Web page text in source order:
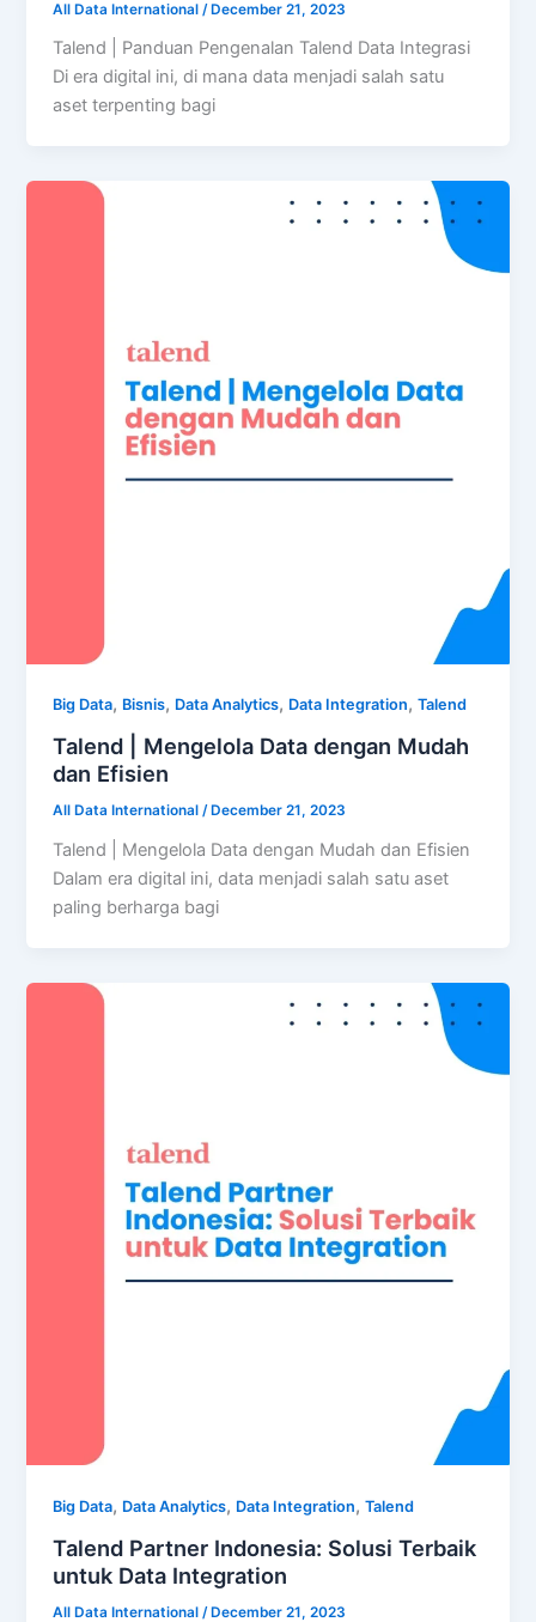
All Data International /December 21, 2023
Talend | Panduan Pengenalan Talend Data Integrasi
Di era digital ini, di mana data menjadi salah satu
aset terpenting bagi
Big Data, Bisnis, Data Analytics, Data Integration,Talend
Talend | Mengelola Data dengan Mudah
dan Efisien
All Data International/ December 21, 2023
Talend | Mengelola Data dengan Mudah dan Efisien
Dalam era digital ini, data menjadi salah satu aset
paling berharga bagi
Big Data, Data Analytics, Data Integration,Talend
Talend Partner Indonesia: Solusi Terbaik
untuk Data Integration
All Data International /December 21, 2023